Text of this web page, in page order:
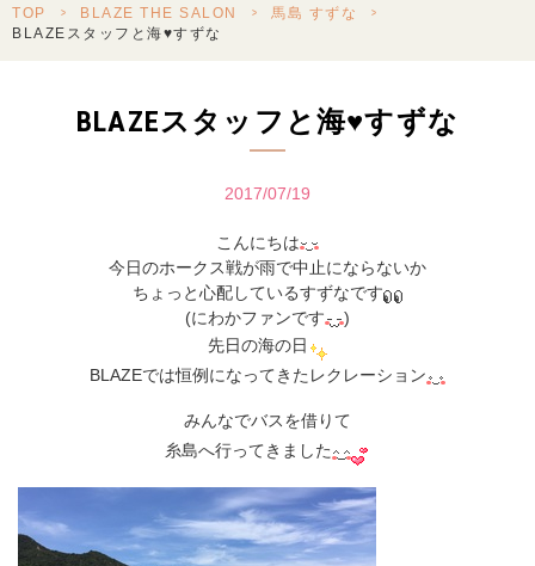
TOP > BLAZE THE SALON > 馬島 すずな
>
BLAZEスタッフと海♥すずな
BLAZEスタッフと海♥すずな
2017/07/19
こんにちは
今日のホークス戦が雨で中止にならないか
ちょっと心配しているすずなです
(にわかファンです
)
先日の海の日
BLAZEでは恒例になってきたレクレーション
みんなでバスを借りて
糸島へ行ってきました